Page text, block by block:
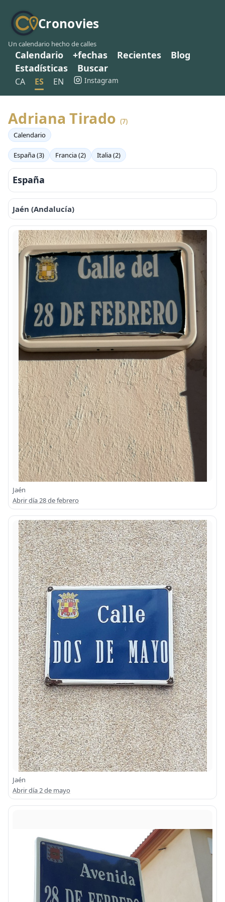
Cronovies
Un calendario hecho de calles
Calendario +fechas Recientes
Blog
Estadísticas
Buscar
CA ES EN Instagram
Adriana Tirado (7)
Calendario
España (3) Francia (2) Italia (2)
España
Jaén (Andalucía)
Jaén
Abrir día 28 de febrero
Jaén
Abrir día 2 de mayo